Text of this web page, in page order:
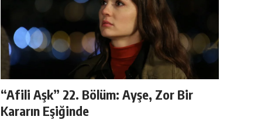
“Afili Aşk” 22. Bölüm: Ayşe, Zor Bir
Kararın Eşiğinde